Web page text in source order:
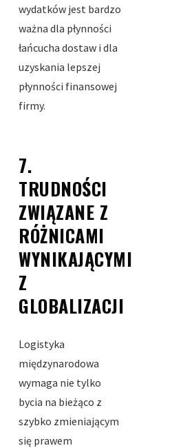
wydatków jest bardzo
ważna dla płynności
łańcucha dostaw i dla
uzyskania lepszej
płynności finansowej
firmy.
7.
TRUDNOŚCI
ZWIĄZANE Z
RÓŻNICAMI
WYNIKAJĄCYMI
Z
GLOBALIZACJI
Logistyka
międzynarodowa
wymaga nie tylko
bycia na bieżąco z
szybko zmieniającym
się prawem